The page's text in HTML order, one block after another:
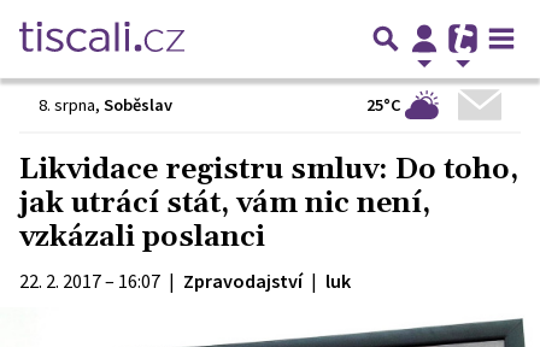
8. srpna, Soběslav 25°C
Likvidace registru smluv: Do toho,
jak utrácí stát, vám nic není,
vzkázali poslanci
22. 2. 2017 – 16:07 | Zpravodajství | luk